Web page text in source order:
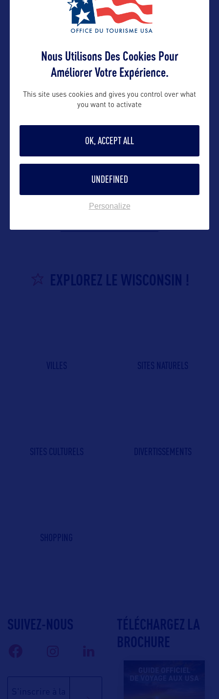
Olbrich Botanical Gardens
Old World Wisconsin
EXPLOREZ LE WISCONSIN !
VILLES SITES NATURELS
SITES CULTURELS DIVERTISSEMENTS
SHOPPING
SUIVEZ-NOUS
S'inscrire à la
TÉLÉCHARGEZ LA
BROCHURE
Nous Utilisons Des Cookies Pour
Améliorer Votre Expérience.
This site uses cookies and gives you control over what
you want to activate
OK, ACCEPT ALL
UNDEFINED
Personalize